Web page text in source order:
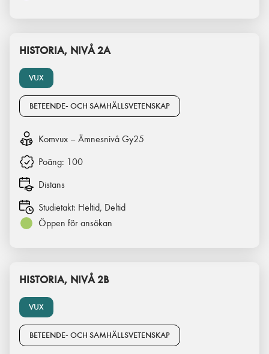
VUX
HISTORIA, NIVÅ 2A
BETEENDE- OCH SAMHÄLLSVETENSKAP
Komvux – Ämnesnivå Gy25
Poäng: 100
Distans
Studietakt: Heltid, Deltid
Öppen för ansökan
VUX
HISTORIA, NIVÅ 2B
BETEENDE- OCH SAMHÄLLSVETENSKAP